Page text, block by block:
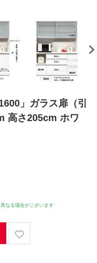
」ガラス扉（引
高さ205cm ホワ
なる場合がございます